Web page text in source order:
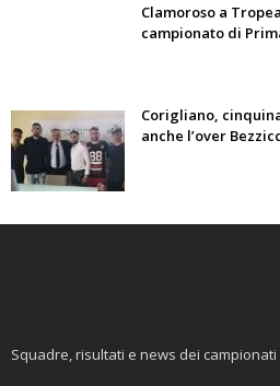
Clamoroso a
campionato di
Corigliano,
anche l’over
Squadre, risultati e news dei